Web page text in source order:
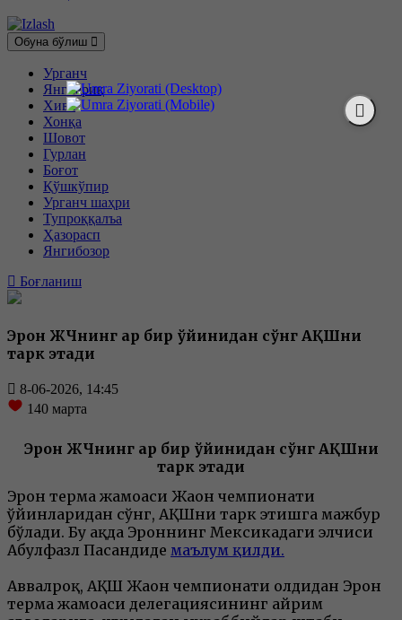
Обуна бўлиш
Урганч
Янгиариқ
Хива
Хонқа
Шовот
Гурлан
Боғот
Қўшкўпир
Урганч шаҳри
Тупроққалъа
Ҳазорасп
Янгибозор
Боғланиш
Эрон ЖЧнинг ҳар бир ўйинидан сўнг АҚШни
тарк этади
8-06-2026, 14:45
140 марта
Эрон ЖЧнинг ҳар бир ўйинидан сўнг АҚШни
тарк этади
Эрон терма жамоаси Жаҳон чемпионати
ўйинларидан сўнг, АҚШни тарк этишга мажбур
бўлади. Бу ҳақда Эроннинг Мексикадаги элчиси
Абулфазл Пасандидеҳ маълум қилди.
Аввалроқ, АҚШ Жаҳон чемпионати олдидан Эрон
терма жамоаси делегациясининг айрим